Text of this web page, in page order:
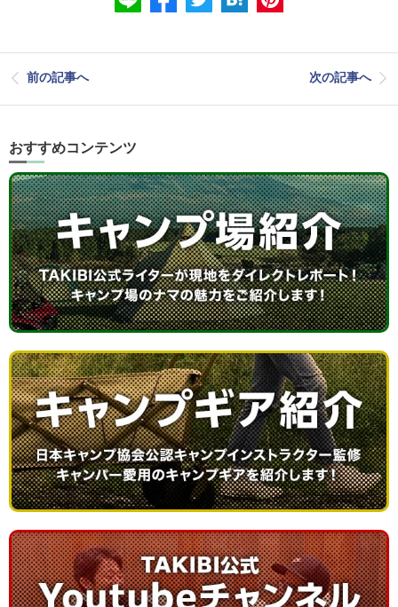
前の記事へ 次の記事へ
おすすめコンテンツ